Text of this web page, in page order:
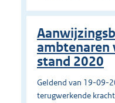
ambtenaren
stand 2020
Geldend van 19-09-
terugwerkende